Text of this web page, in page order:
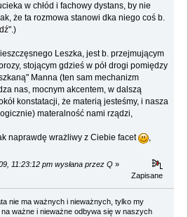
w chłód i fachowy dystans, by nie
że ta rozmowa stanowi dka niego coś b.
Leszka, jest b. przejmującym
stojącym gdzieś w pół drogi pomiędzy
Manna (ten sam mechanizm
nas, mocnym akcentem, w dalszą
konstatacji, że materią jesteśmy, i nasza
materalność nami rządzi,
naprawdę wrażliwy z Ciebie facet
,
11:23:12 pm wysłana przez Q »
Zapisane
nie ma ważnych i nieważnych, tylko my
ważne i nieważne odbywa się w naszych